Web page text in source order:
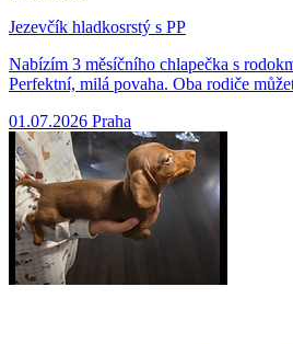
Jezevčík hladkosrstý s PP
Nabízím 3 měsíčního chlapečka s
Perfektní, milá povaha. Oba rodiče
01.07.2026 Praha